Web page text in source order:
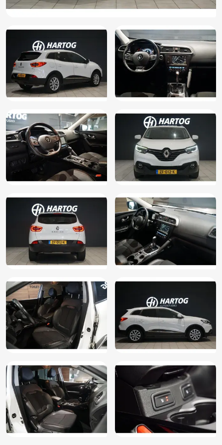
Lederen stuurwiel
Lendesteunen (verstelbaar)
Mistlampen voor
Multimedia-voorbereiding
Parkeersensor voor en achter
Passagiersairbag
Radio
Regensensor
Rijstrooksensor
Spraakbediening
Stuurbekrachtiging snelheidsafhankelijk
Stuurwiel multifunctioneel
Verkeersbord detectie
WiFi voorbereiding
Zij airbag(s) voor